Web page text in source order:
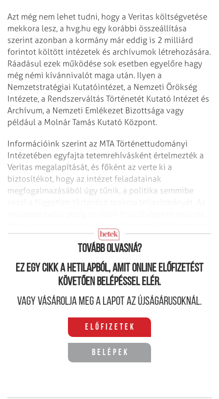
Azt még nem lehet tudni, hogy a Veritas költségvetése
mekkora lesz, a hvg.hu egy korábbi összeállítása
szerint azonban a kormány már eddig is 2 milliárd
forintot költött intézetek és archívumok létrehozására.
Ráadásul ezek működése sok esetben egyelőre hagy
még némi kívánnivalót maga után. Ilyen a
Nemzetstratégiai Kutatóintézet, a Nemzeti Örökség
Intézete, a Rendszerváltás Történetét Kutató Intézet és
Archívum, a Nemzeti Emlékezet Bizottsága vagy
például a Molnár Tamás Kutató Központ.
Információink szerint az MTA Történettudományi
Intézetében egyfajta tetemrehívásként értelmezték a
Veritas megalapítását, és főként az verte ki a
biztosítékot, hogy az intézet feladatainak
megfogalmazásából úgy tűnik, a politika semmibe
hogy vállaljanak szerepet a Veritas felállításában.
Tovább olvasná?
Ez egy cikk a hetilapból, amit online előfizetést
követően belépéssel elér.
Vagy vásárolja meg a lapot az újságárusoknál.
Előfizetek
Belépek